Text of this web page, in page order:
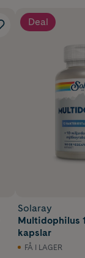
Deal
Solaray
Multidophilus
kapslar
FÅ I LAGER